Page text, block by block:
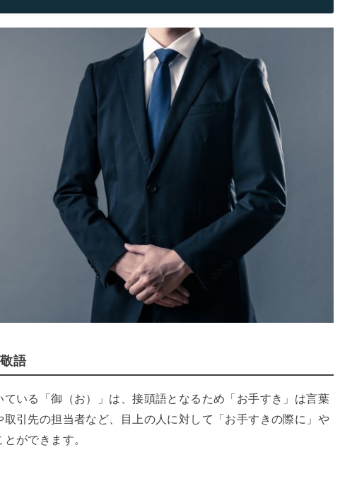
語
ている「御（お）」は、接頭語となるため「お手すき」は言葉
引先の担当者など、目上の人に対して「お手すきの際に」や
ができます。